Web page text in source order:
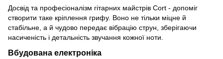
Досвід та професіоналізм гітарних майстрів Cort - допоміг
створити таке кріплення грифу. Воно не тільки міцне й
стабільне, а й чудово передає вібрацію струн, зберігаючи
насиченість і детальність звучання кожної ноти.
Вбудована електроніка